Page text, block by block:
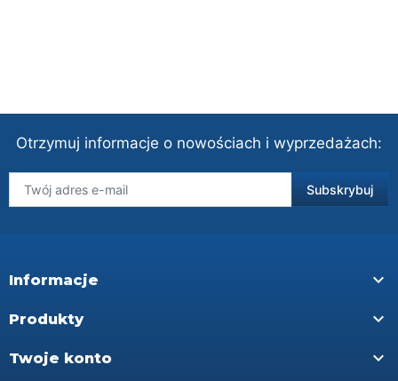
Otrzymuj informacje o nowościach i wyprzedażach:
Informacje 
Produkty 
Twoje konto 